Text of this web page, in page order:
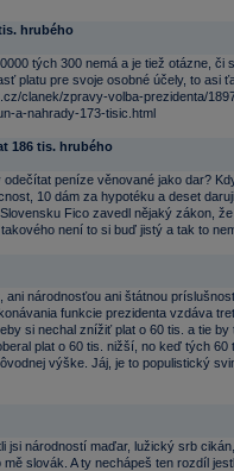
hrubého
tých 300 nemá a je tiež otázne, či
platu pre svoje osobné účely, to asi
clanek/zpravy-volba-prezidenta/
a-nahrady-173-tisic.html
186 tis. hrubého
peníze věnované jako dar?
10 dám za hypotéku a deset
Fico zavedl nějaký zákon,
není to si buď jistý a tak to
ani národnosťou ani štátnou
funkcie prezidenta vzdáva
si nechal znížiť plat o 60 tis. a tie by
plat o 60 tis. nižší, no keď tých 60
výške. Jáj, je to populistický
jsi národností maďar, lužický srb
slovák. A ty nechápeš ten rozdíl